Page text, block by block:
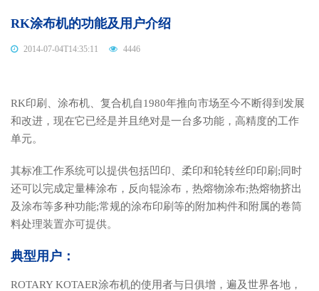
RK涂布机的功能及用户介绍
2014-07-04T14:35:11 4446
RK印刷、涂布机、复合机自1980年推向市场至今不断得到发展
和改进，现在它已经是并且绝对是一台多功能，高精度的工作
单元。
其标准工作系统可以提供包括凹印、柔印和轮转丝印印刷;同时
还可以完成定量棒涂布，反向辊涂布，热熔物涂布;热熔物挤出
及涂布等多种功能;常规的涂布印刷等的附加构件和附属的卷筒
料处理装置亦可提供。
典型用户：
ROTARY KOTAER涂布机的使用者与日俱增，遍及世界各地，